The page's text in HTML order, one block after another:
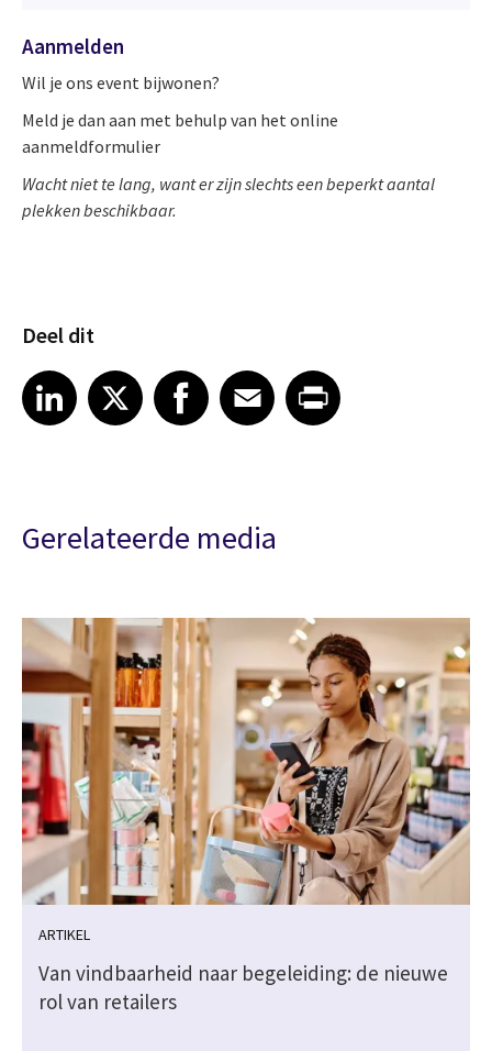
Aanmelden
Wil je ons event bijwonen?
Meld je dan aan met behulp van het online
aanmeldformulier
Wacht niet te lang, want er zijn slechts een beperkt aantal
plekken beschikbaar.
Deel dit
Share article on LinkedIn
LinkedIn
Share article on XShare article on Facebook
Facebook
Share article on Email
EmailShare article on Print
Gerelateerde media
ARTIKEL
Van vindbaarheid naar begeleiding: de nieuwe
rol van retailers